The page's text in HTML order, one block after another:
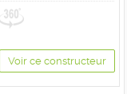
Voir ce constructeur